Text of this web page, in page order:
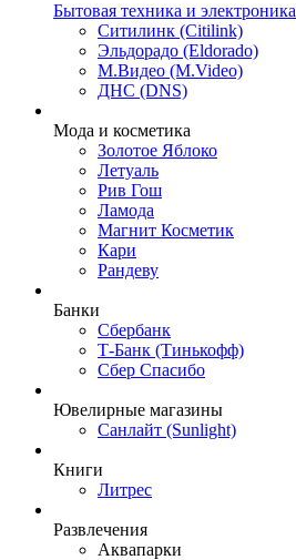
Бытовая техника и электроника
Ситилинк (Citilink)
Эльдорадо (Eldorado)
М.Видео (M.Video)
ДНС (DNS)
Мода и косметика
Золотое Яблоко
Летуаль
Рив Гош
Ламода
Магнит Косметик
Кари
Рандеву
Банки
Сбербанк
Т-Банк (Тинькофф)
Сбер Спасибо
Ювелирные магазины
Санлайт (Sunlight)
Книги
Литрес
Развлечения
Аквапарки